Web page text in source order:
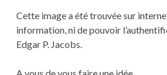
Cette image a été trouvée sur
information, ni de pouvoir
Edgar P. Jacobs.